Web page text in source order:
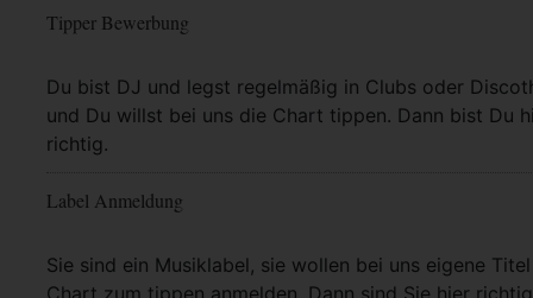
Tipper Bewerbung
Du bist DJ und legst regelmäßig in Clubs oder
und Du willst bei uns die Chart tippen. Dann bist Du
richtig.
Mehr Info
Label Anmeldung
Sie sind ein Musiklabel, sie wollen bei uns eigene
Chart zum tippen anmelden. Dann sind Sie hier
Mehr Info